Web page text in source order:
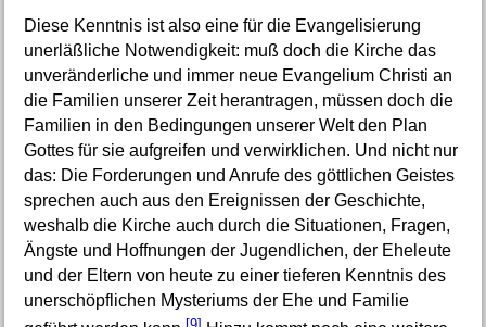
Diese Kenntnis ist also eine für die Evangelisierung
unerläßliche Notwendigkeit: muß doch die Kirche das
unveränderliche und immer neue Evangelium Christi an
die Familien unserer Zeit herantragen, müssen doch die
Familien in den Bedingungen unserer Welt den Plan
Gottes für sie aufgreifen und verwirklichen. Und nicht nur
das: Die Forderungen und Anrufe des göttlichen Geistes
sprechen auch aus den Ereignissen der Geschichte,
weshalb die Kirche auch durch die Situationen, Fragen,
Ängste und Hoffnungen der Jugendlichen, der Eheleute
und der Eltern von heute zu einer tieferen Kenntnis des
unerschöpflichen Mysteriums der Ehe und Familie
[9]